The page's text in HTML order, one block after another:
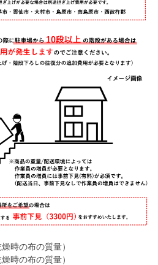
時の布の質量）
時の布の質量）